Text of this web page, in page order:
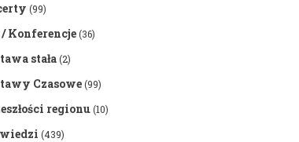
(99)
/ Konferencje(36)
stała(2)
Czasowe(99)
regionu(10)
(439)